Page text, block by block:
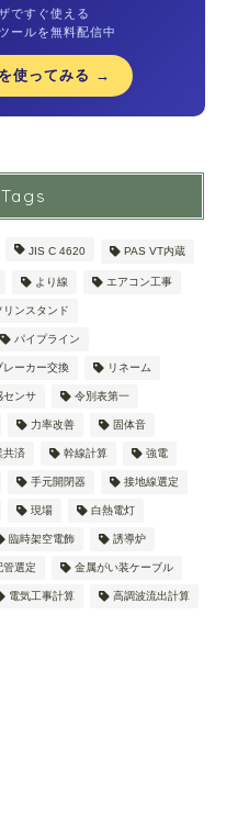
ですぐ使える
ールを無料配信中
使ってみる →
Tags
JIS C 4620 PAS VT内蔵
より線 エアコン工事
リンスタンド
パイプライン
レーカー交換 リネーム
センサ 令別表第一
力率改善 固体音
共済 幹線計算 強電
手元開閉器 接地線選定
現場 白熱電灯
臨時架空電飾 誘導炉
管選定 金属がい装ケーブル
電気工事計算 高調波流出計算